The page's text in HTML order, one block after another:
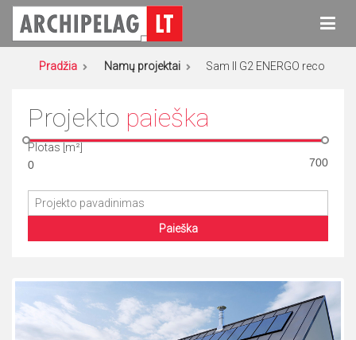
Eiti
turinio
Archipelag
Namų projektai
Pradžia Namų projektai Sam II G2 ENERGO reco
Projekto paieška
Plotas [m²]
Paieška